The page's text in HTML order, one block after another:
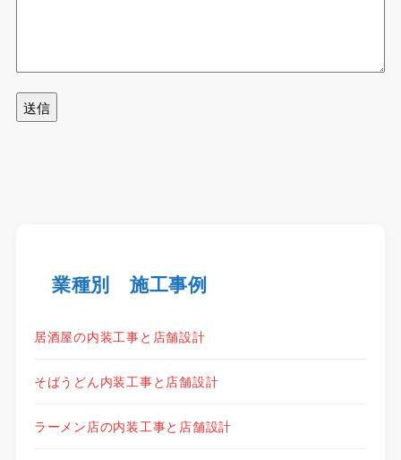
業種別 施工事例
居酒屋の内装工事と店舗設計
そばうどん内装工事と店舗設計
ラーメン店の内装工事と店舗設計